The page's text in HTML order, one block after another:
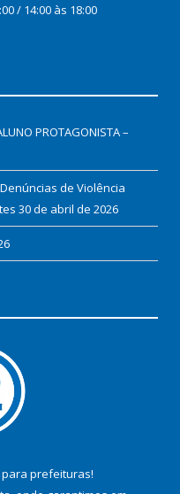
/ 14:00 às 18:00
PROTAGONISTA –
Denúncias de Violência
30 de abril de 2026
para prefeituras!